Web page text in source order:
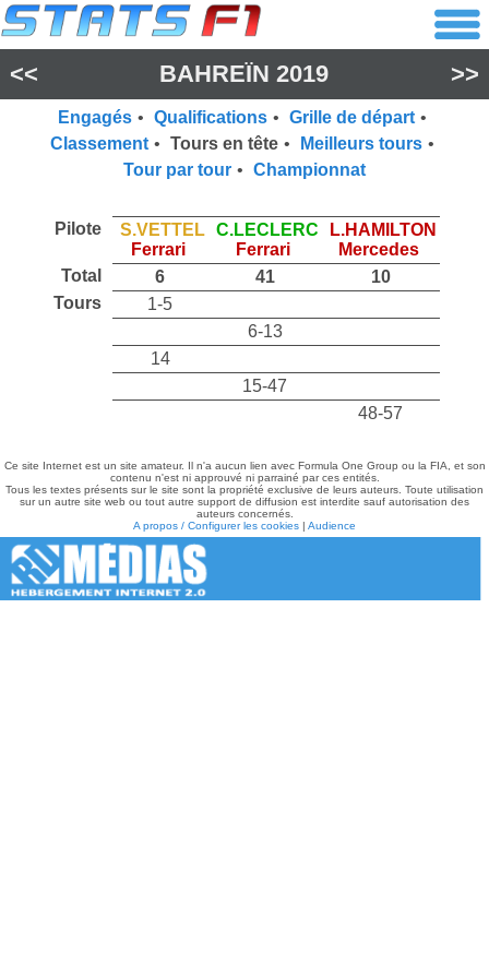
<< BAHREÏN 2019 >>
Engagés • Qualifications • Grille de départ •
Classement • Tours en tête • Meilleurs tours •
Tour par tour • Championnat
Pilote
S.VETTEL
Ferrari
C.LECLERC
Ferrari
L.HAMILTON
Mercedes
Total
6 41
10
Tours
1-5
6-13
14
15-47
48-57
Ce site Internet est un site amateur. Il n'a aucun lien avec Formula One Group ou la FIA, et son
contenu n'est ni approuvé ni parrainé par ces entités.
Tous les textes présents sur le site sont la propriété exclusive de leurs auteurs. Toute utilisation
sur un autre site web ou tout autre support de diffusion est interdite sauf autorisation des
auteurs concernés.
A propos / Configurer les cookies | Audience